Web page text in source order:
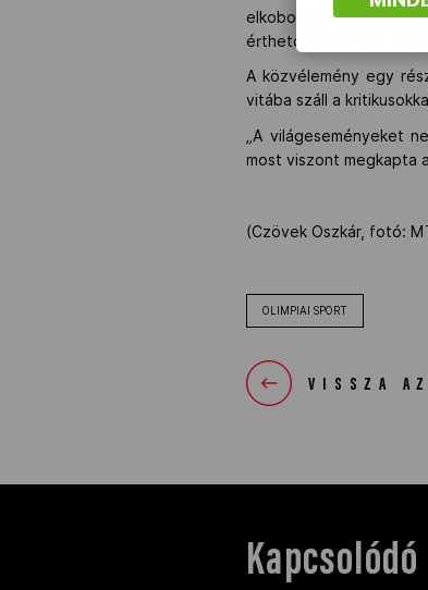
elkoboztak a
érthető az oroszok
A közvélemény egy
vitába száll a
„A világeseményeket
most viszont megkapta
(Czövek Oszkár, fotó:
OLIMPIAI SPORT
VISSZA
Kapcsolódó